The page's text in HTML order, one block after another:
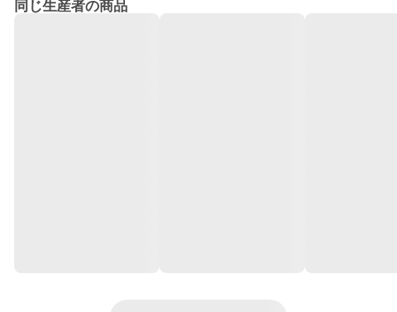
同じ生産者の商品